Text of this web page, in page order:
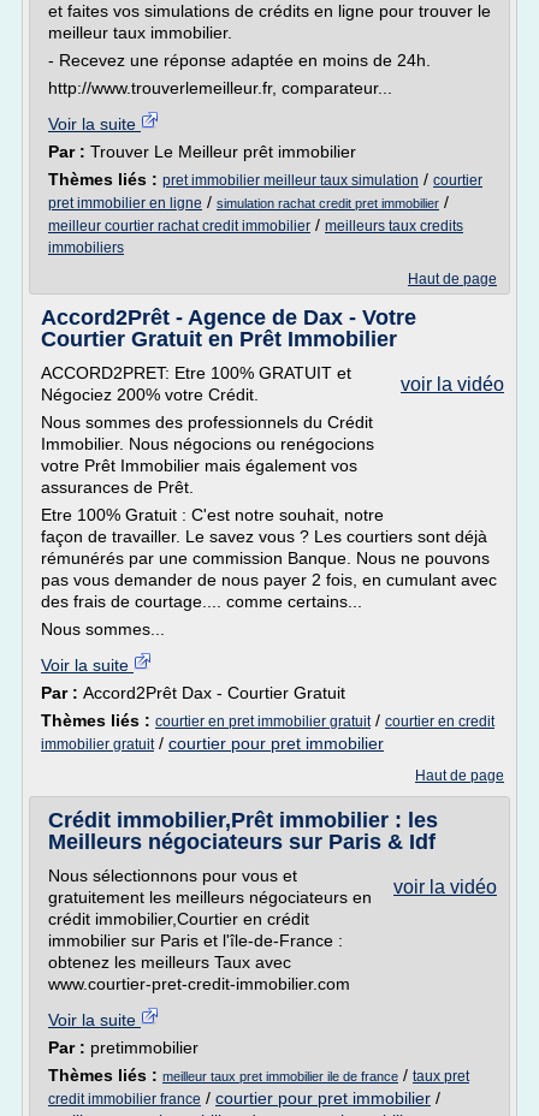
et faites vos simulations de crédits en ligne pour trouver le
meilleur taux immobilier.
- Recevez une réponse adaptée en moins de 24h.
http://www.trouverlemeilleur.fr, comparateur...
Voir la suite
Par : Trouver Le Meilleur prêt immobilier
Thèmes liés : pret immobilier meilleur taux simulation / courtier
pret immobilier en ligne / simulation rachat credit pret immobilier /
meilleur courtier rachat credit immobilier / meilleurs taux credits
immobiliers
Haut de page
Accord2Prêt - Agence de Dax - Votre
Courtier Gratuit en Prêt Immobilier
voir la vidéo
ACCORD2PRET: Etre 100% GRATUIT et
Négociez 200% votre Crédit.
Nous sommes des professionnels du Crédit
Immobilier. Nous négocions ou renégocions
votre Prêt Immobilier mais également vos
assurances de Prêt.
Etre 100% Gratuit : C'est notre souhait, notre
façon de travailler. Le savez vous ? Les courtiers sont déjà
rémunérés par une commission Banque. Nous ne pouvons
pas vous demander de nous payer 2 fois, en cumulant avec
des frais de courtage.... comme certains...
Nous sommes...
Voir la suite
Par : Accord2Prêt Dax - Courtier Gratuit
Thèmes liés : courtier en pret immobilier gratuit/ courtier en credit
immobilier gratuit/ courtier pour pret immobilier
Haut de page
Crédit immobilier,Prêt immobilier : les
Meilleurs négociateurs sur Paris & Idf
voir la vidéo
Nous sélectionnons pour vous et
gratuitement les meilleurs négociateurs en
crédit immobilier,Courtier en crédit
immobilier sur Paris et l'île-de-France :
obtenez les meilleurs Taux avec
www.courtier-pret-credit-immobilier.com
Voir la suite
Par : pretimmobilier
Thèmes liés : meilleur taux pret immobilier ile de france / taux pret
credit immobilier france / courtier pour pret immobilier /